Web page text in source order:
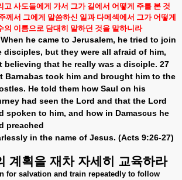
고 사도들에게 가서 그가 길에서 어떻게 주를 본 것
께서 그에게 말씀하신 일과 다메섹에서 그가 어떻게
의 이름으로 담대히 말하던 것을 말하니라
he came to Jerusalem, he tried to join
disciples, but they were all afraid of him,
believing that he really was a disciple. 27
Barnabas took him and brought him to the
He told them how Saul on his
had seen the Lord and that the Lord
spoken to him, and how in Damascus he
preached
in the name of Jesus. (Acts 9:26-27)
계획을 재차 자세히 교육하라
for salvation and train repeatedly to follow